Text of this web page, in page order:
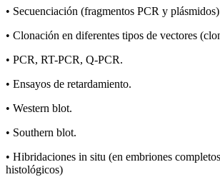
• Secuenciación (fragmentos PCR y
• Clonación en diferentes tipos de vectores
• PCR, RT-PCR, Q-PCR.
• Ensayos de retardamiento.
• Western blot.
• Southern blot.
• Hibridaciones in situ (en embriones
histológicos)